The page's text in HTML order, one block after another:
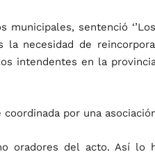
sentenció
la necesidad de
intendentes en la
por una
oradores del acto. Así lo